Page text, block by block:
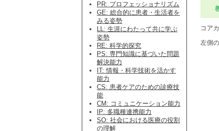
PR: プロフェッショナリズム
GE: 総合的に患者・生活者を
みる姿勢
LL: 生涯にわたって共に学ぶ
姿勢
RE: 科学的探究
PS: 専門知識に基づいた問題
解決能力
IT: 情報・科学技術を活かす
能力
CS: 患者ケアのための診療技
能
CM: コミュニケーション能力
IP: 多職種連携能力
SO: 社会における医療の役割
の理解
コア
左側